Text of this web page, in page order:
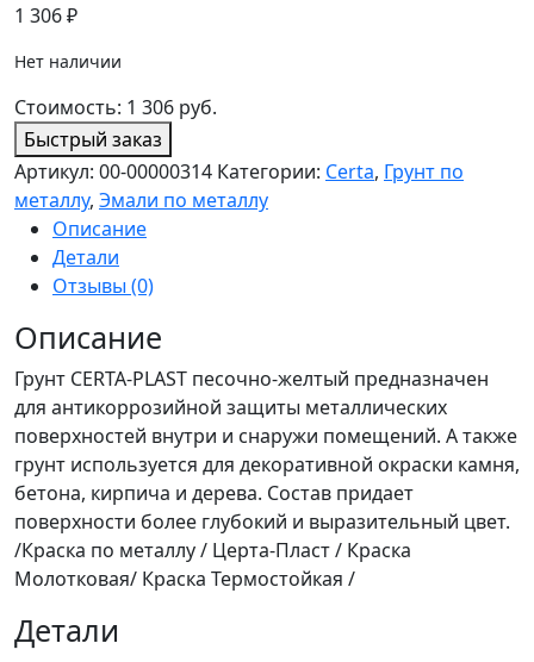
1 306₽
Нет наличии
Стоимость: 1 306 руб.
Быстрый заказ
Артикул: 00-00000314 Категории: Certa, Грунт по
металлу, Эмали по металлу
Описание
Детали
Отзывы (0)
Описание
Грунт CERTA-PLAST песочно-желтый предназначен
для антикоррозийной защиты металлических
поверхностей внутри и снаружи помещений. А также
грунт используется для декоративной окраски камня,
бетона, кирпича и дерева. Состав придает
поверхности более глубокий и выразительный цвет.
/Краска по металлу / Церта-Пласт / Краска
Молотковая/ Краска Термостойкая /
Детали